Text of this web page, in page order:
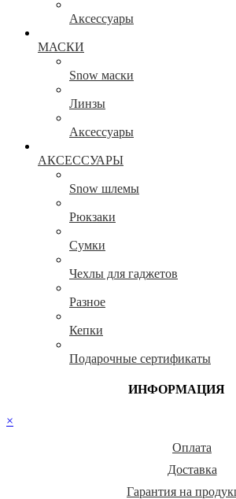
Аксессуары
МАСКИ
Snow маски
Линзы
Аксессуары
АКСЕССУАРЫ
Snow шлемы
Рюкзаки
Сумки
Чехлы для гаджетов
Разное
Кепки
Подарочные сертификаты
ИНФОРМАЦИЯ
×
Оплата
Доставка
Гарантия на